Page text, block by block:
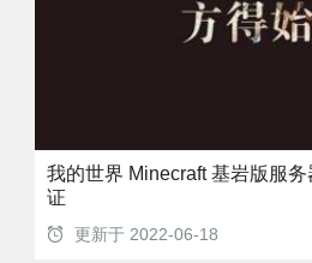
我的世界 Minecraft 基岩版服
证
更新于 2022-06-18